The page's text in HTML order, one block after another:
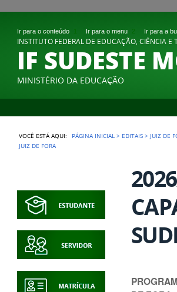
Ir para o conteúdo Ir para o menu 2 Ir para a
INSTITUTO FEDERAL DE EDUCAÇÃO, CIÊNCIA
IF SUDESTE
MINISTÉRIO DA EDUCAÇÃO
VOCÊ ESTÁ AQUI: PÁGINA INICIAL > EDITAIS > JUIZ DE
JUIZ DE FORA